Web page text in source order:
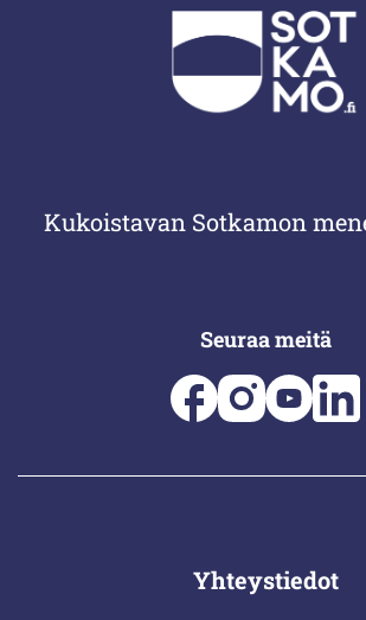
Kukoistavan Sotkamon
Seuraa meitä
Yhteystiedot